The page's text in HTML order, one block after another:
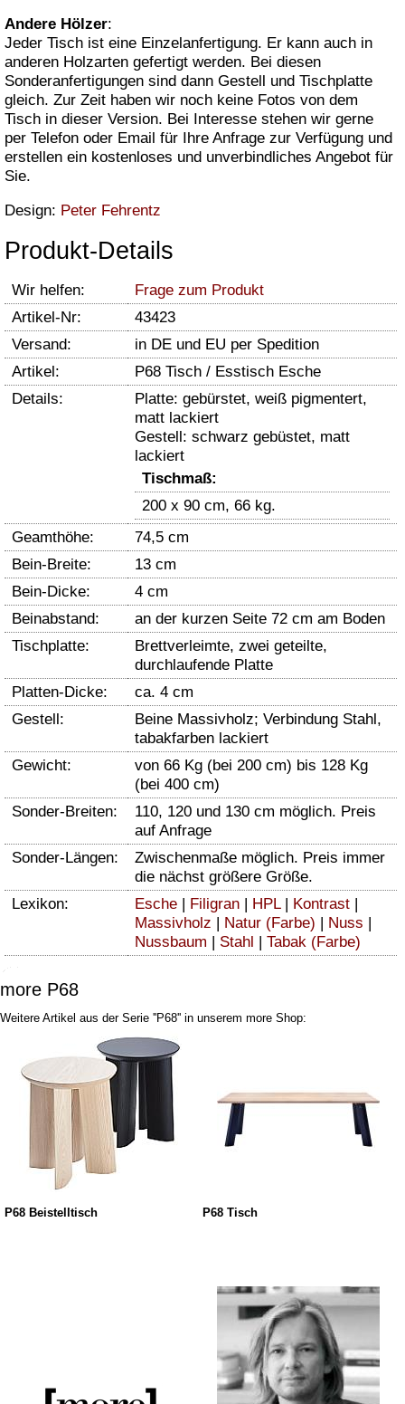
Andere Hölzer:
Jeder Tisch ist eine Einzelanfertigung. Er kann auch in
anderen Holzarten gefertigt werden. Bei diesen
Sonderanfertigungen sind dann Gestell und Tischplatte
gleich. Zur Zeit haben wir noch keine Fotos von dem
Tisch in dieser Version. Bei Interesse stehen wir gerne
per Telefon oder Email für Ihre Anfrage zur Verfügung und
erstellen ein kostenloses und unverbindliches Angebot für
Sie.
Design: Peter Fehrentz
Produkt-Details
Wir helfen:
Frage zum Produkt
Artikel-Nr:
43423
Versand:
in DE und EU per Spedition
Artikel:
P68 Tisch / Esstisch Esche
Details:
Platte: gebürstet, weiß pigmentert,
matt lackiert
Gestell: schwarz gebüstet, matt
lackiert
Tischmaß:
200 x 90 cm, 66 kg.
Geamthöhe:
74,5 cm
Bein-Breite:
13 cm
Bein-Dicke:
4 cm
Beinabstand:
an der kurzen Seite 72 cm am Boden
Tischplatte:
Brettverleimte, zwei geteilte,
durchlaufende Platte
Platten-Dicke:
ca. 4 cm
Gestell:
Beine Massivholz; Verbindung Stahl,
tabakfarben lackiert
Gewicht:
von 66 Kg (bei 200 cm) bis 128 Kg
(bei 400 cm)
Sonder-Breiten:
110, 120 und 130 cm möglich. Preis
auf Anfrage
Sonder-Längen:
Zwischenmaße möglich. Preis immer
die nächst größere Größe.
Lexikon:
Esche Filigran HPL| Kontrast
Massivholz
Natur (Farbe) Nuss
Nussbaum
Stahl Tabak (Farbe)
more P68
Weitere Artikel aus der Serie ''P68'' in unserem more Shop:
P68 Beistelltisch P68 Tisch